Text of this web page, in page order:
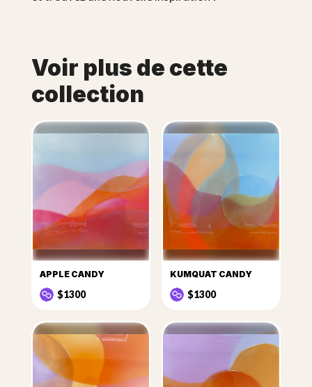
Voir plus de cette
collection
APPLE CANDY
$1300
KUMQUAT CANDY
$1300